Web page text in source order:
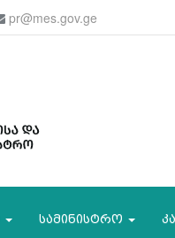
pr@mes.gov.ge
სამინისტრო